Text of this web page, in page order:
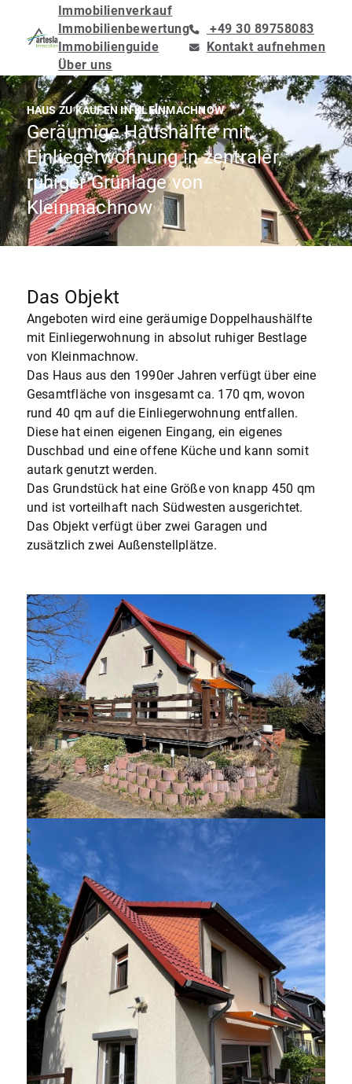
Immobilienverkauf
Immobilienbewertung
Immobilienguide
Über uns
+49 30 89758083
Kontakt aufnehmen
HAUS ZU KAUFEN IN KLEINMACHNOW
Geräumige Haushälfte mit
Einliegerwohnung in zentraler,
ruhiger Grünlage von
Kleinmachnow
Das Objekt
Angeboten wird eine geräumige Doppelhaushälfte
mit Einliegerwohnung in absolut ruhiger Bestlage
von Kleinmachnow.
Das Haus aus den 1990er Jahren verfügt über eine
Gesamtfläche von insgesamt ca. 170 qm, wovon
rund 40 qm auf die Einliegerwohnung entfallen.
Diese hat einen eigenen Eingang, ein eigenes
Duschbad und eine offene Küche und kann somit
autark genutzt werden.
Das Grundstück hat eine Größe von knapp 450 qm
und ist vorteilhaft nach Südwesten ausgerichtet.
Das Objekt verfügt über zwei Garagen und
zusätzlich zwei Außenstellplätze.